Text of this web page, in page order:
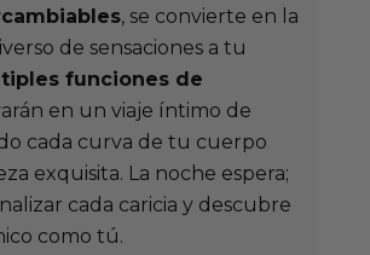
, se convierte en la
de sensaciones a tu
funciones de
en un viaje íntimo de
cada curva de tu cuerpo
exquisita. La noche espera;
cada caricia y descubre
como tú.